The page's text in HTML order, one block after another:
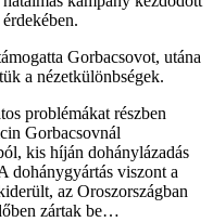
Gorbacsovot, utána
a nézetkülönbségek.
problémákat részben
Gorbacsovnál
kis híján dohánylázadás
dohánygyártás viszont a
az Oroszországban
zártak be…